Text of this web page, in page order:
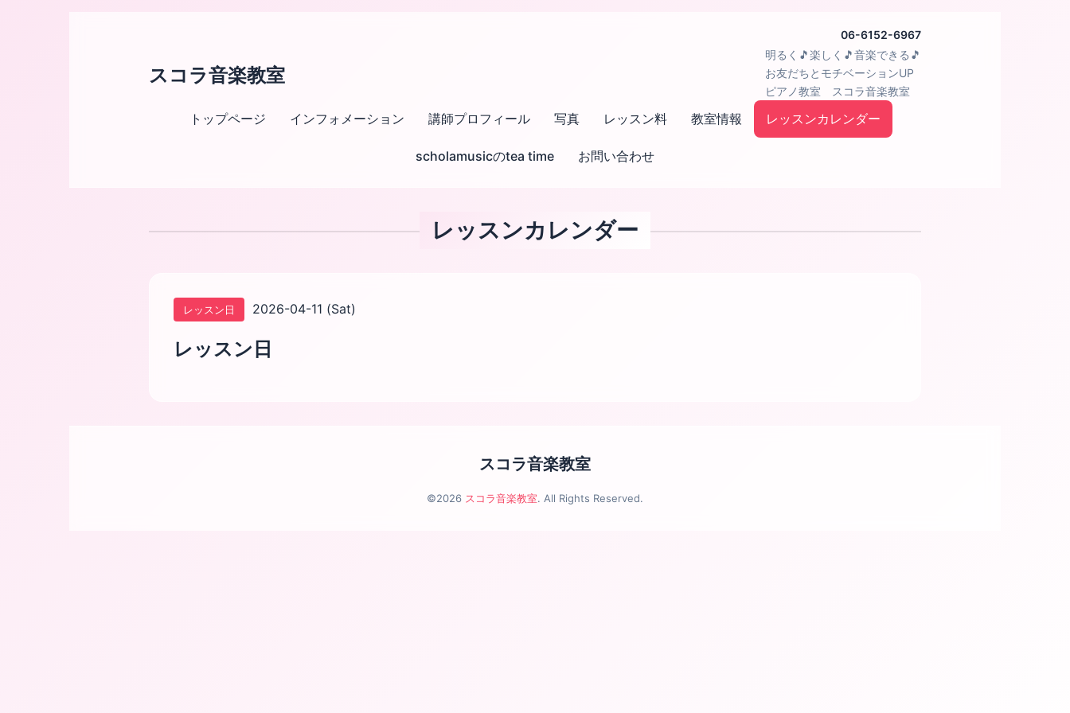
06-6152-6967
スコラ音楽教室
明るく🎵楽しく🎵音楽できる🎵
お友だちとモチベーションUP
ピアノ教室 スコラ音楽教室
トップページ インフォメーション 講師プロフィール 写真 レッスン料 教室情報 レッスンカレンダー
scholamusicのtea time お問い合わせ
レッスンカレンダー
レッスン日 2026-04-11 (Sat)
レッスン日
スコラ音楽教室
©2026 スコラ音楽教室. All Rights Reserved.